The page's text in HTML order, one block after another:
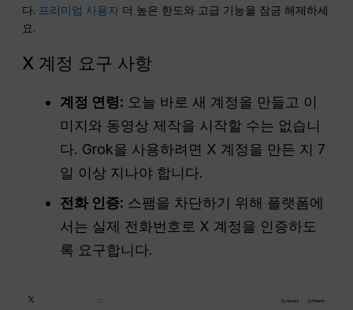
다. 프리미엄 사용자 더 높은 한도와 고급 기능을 잠금 해제하세
요.
X 계정 요구 사항
계정 연령: 오늘 바로 새 계정을 만들고 이
미지와 동영상 제작을 시작할 수는 없습니
다. Grok을 사용하려면 X 계정을 만든 지 7
일 이상 지나야 합니다.
전화 인증: 스팸을 차단하기 위해 플랫폼에
서는 실제 전화번호로 X 계정을 인증하도
록 요구합니다.